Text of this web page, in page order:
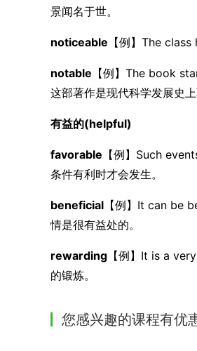
景闻名于世。
noticeable 【例】The
notable 【例】The book
这部著作是现代科学发展史上
有益的(helpful)
favorable 【例】Such
条件有利时才会发生。
beneficial 【例】It can be
情是很有益处的。
rewarding 【例】It is a
的锻炼。
您感兴趣的课程有优